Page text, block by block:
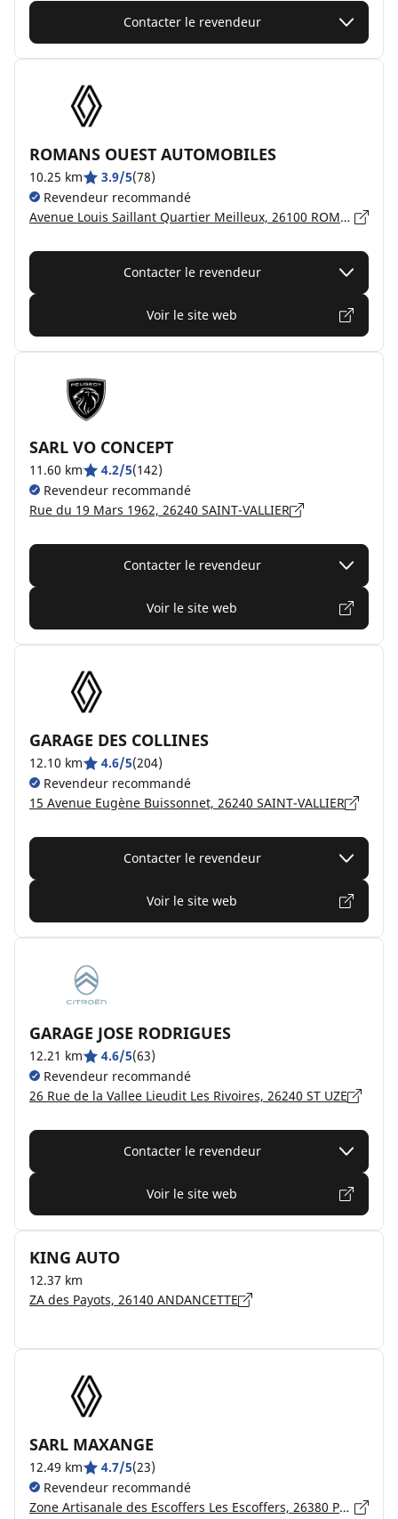
Contacter le revendeur
ROMANS OUEST AUTOMOBILES
10.25 km 3.9/5(78)
Revendeur recommandé
Avenue Louis Saillant Quartier Meilleux, 26100 ROMANS SUR ISERE
Contacter le revendeur
Voir le site web
SARL VO CONCEPT
11.60 km 4.2/5(142)
Revendeur recommandé
Rue du 19 Mars 1962, 26240 SAINT-VALLIER
Contacter le revendeur
Voir le site web
GARAGE DES COLLINES
12.10 km 4.6/5(204)
Revendeur recommandé
15 Avenue Eugène Buissonnet, 26240 SAINT-VALLIER
Contacter le revendeur
Voir le site web
GARAGE JOSE RODRIGUES
12.21 km 4.6/5(63)
Revendeur recommandé
26 Rue de la Vallee Lieudit Les Rivoires, 26240 ST UZE
Contacter le revendeur
Voir le site web
KING AUTO
12.37 km
ZA des Payots, 26140 ANDANCETTE
SARL MAXANGE
12.49 km 4.7/5(23)
Revendeur recommandé
Zone Artisanale des Escoffers Les Escoffers, 26380 PEYRINS